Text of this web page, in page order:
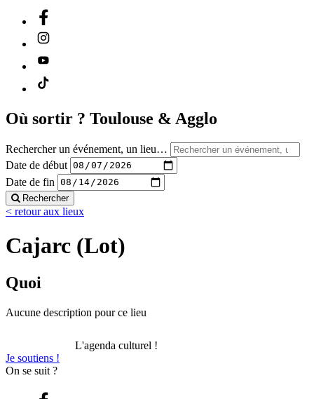
Où sortir ? Toulouse & Agglo
Rechercher un événement, un lieu…
Date de début
Date de fin
Rechercher
< retour aux lieux
Cajarc (Lot)
Quoi
Aucune description pour ce lieu
L'agenda culturel !
Je soutiens !
On se suit ?